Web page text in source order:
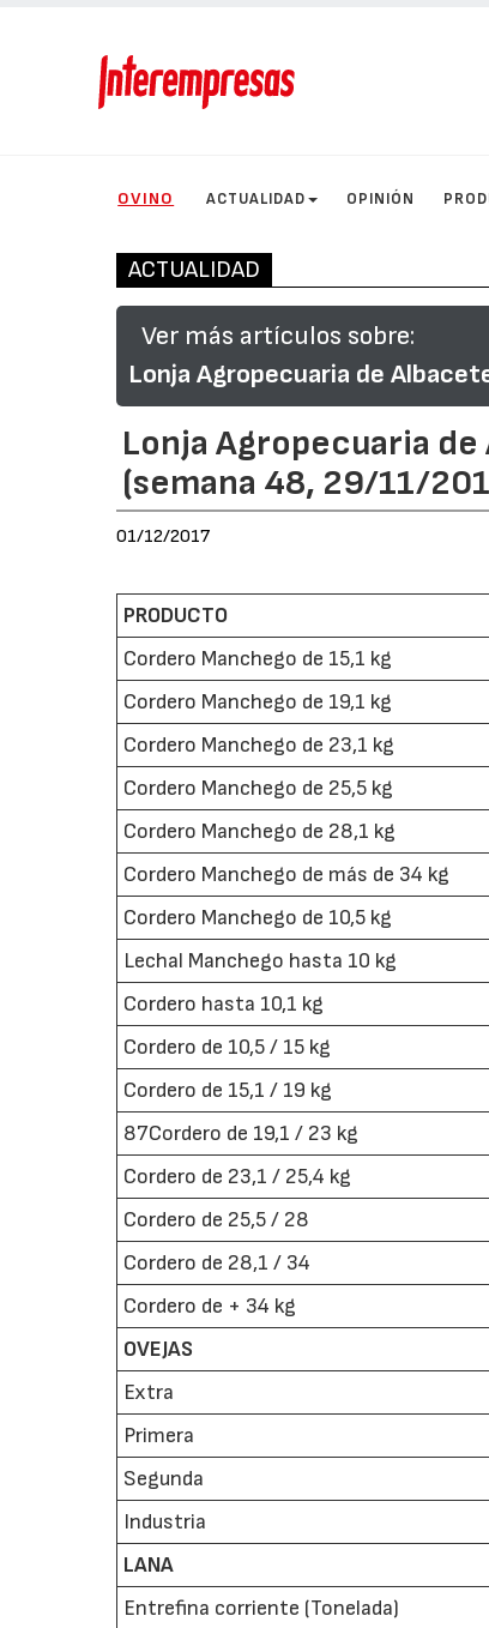
OVINO ACTUALIDAD OPINIÓN
ACTUALIDAD
Ver más artículos sobre:
Lonja Agropecuaria de
Lonja Agropecuaria
(semana 48, 29/11/
01/12/2017
PRODUCTO
Cordero Manchego de 15,1 kg
Cordero Manchego de 19,1 kg
Cordero Manchego de 23,1 kg
Cordero Manchego de 25,5 kg
Cordero Manchego de 28,1 kg
Cordero Manchego de más de 34 kg
Cordero Manchego de 10,5 kg
Lechal Manchego hasta 10 kg
Cordero hasta 10,1 kg
Cordero de 10,5 / 15 kg
Cordero de 15,1 / 19 kg
87Cordero de 19,1 / 23 kg
Cordero de 23,1 / 25,4 kg
Cordero de 25,5 / 28
Cordero de 28,1 / 34
Cordero de + 34 kg
OVEJAS
Extra
Primera
Segunda
Industria
LANA
Entrefina corriente (Tonelada)